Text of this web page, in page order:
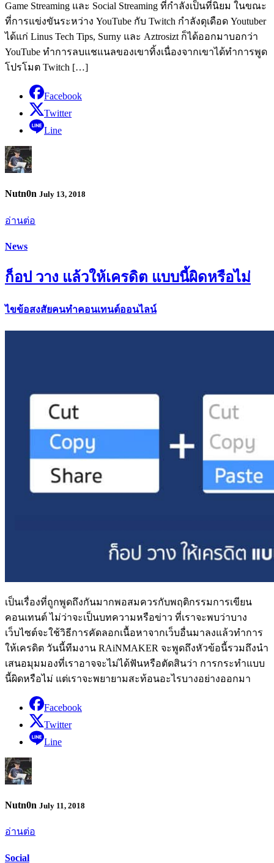
Game Streaming และ Social Streaming ที่กำลังเป็นที่นิยม ในขณะ
ที่การแข่งขันระหว่าง YouTube กับ Twitch กำลังดุเดือด Youtuber
ได้แก่ Linus Tech Tips, Surny และ Aztrosizt ก็ได้ออกมาบอกว่า
YouTube ทำการลบแชแนลของเขาทิ้งเนื่องจากเขาได้ทำการพูด
โปรโมต Twitch […]
Facebook
Twitter
Line
Nutn0n July 13, 2018
อ่านต่อ
News
ก็อป วาง แล้วให้เครดิต แบบนี้ผิดหรือไม่
ไขข้อสงสัยคนทำคอนเทนต์ออนไลน์
เป็นเรื่องที่ถูกพูดถึงกันมากพอสมควรกับพฤติกรรมการเขียน
คอนเทนต์ ไม่ว่าจะเป็นบทความหรือข่าว ที่เราจะพบว่าบาง
เว็บไซต์จะใช้วิธีการคัดลอกเนื้อหาจากเว็บอื่นมาลงแล้วทำการ
ให้เครดิต วันนี้ทีมงาน RAiNMAKER จะพูดถึงหัวข้อนี้รวมถึงนำ
เสนอมุมมองที่เราอาจจะไม่ได้ฟันหรือตัดสินว่า การกระทำแบบ
นี้ผิดหรือไม่ แต่เราจะพยายามสะท้อนอะไรบางอย่างออกมา
Facebook
Twitter
Line
Nutn0n July 11, 2018
อ่านต่อ
Social